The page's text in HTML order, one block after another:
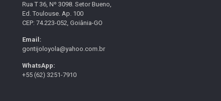
Rua T 36, Nº 3098. Setor Bueno,
Ed. Toulouse. Ap. 100
CEP: 74.223-052, Goiânia-GO
Email:
gontijoloyola@yahoo.com.br
WhatsApp:
+55 (62) 3251-7910